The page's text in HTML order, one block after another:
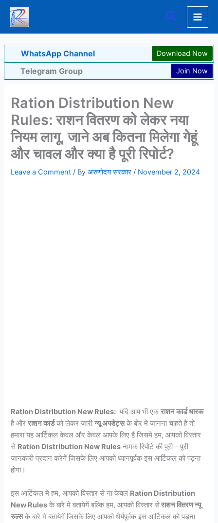
Skip
content
Search
WhatsApp Channel Download Now
Telegram Group Join Now
Ration Distribution New
Rules: राशन वितरण को लेकर नया
नियम लागू, जाने अब कितना मिलेगा गेहूं
और चावल और क्या है पूरी रिपोर्ट?
Leave a Comment / Byअरुणोदय सरकार/ November 2, 2024
Ration Distribution New Rules: यदि आप भी एकराशन कार्ड धारक
है औरराशन कार्डको लेकर जारीन्यू अपडेट्सके बाेर मे जानना चाहते है तो
हमारा यह आर्टिकल केवल और केवल आपके लिए है जिसमे हम, आपको विस्तार
से Ration Distribution New Rules नामक रिपोर्ट की पूरी – पूरी
जानकारी प्रदान करेगेें जिसके लिए आपको ध्यानपूर्वक इस आर्टिकल को पढ़ना
होगा।
इस आर्टिकल मे हम, आपको विस्तार से ना केवल Ration Distribution
New Rules के बारे मे बतायेगें बल्कि हम, आपको विस्तार सेराशन वितरण न्यू
रुल्सके बारे मे बतायेगें जिसके लिए आपको धैर्यपूर्वक इस आर्टिकल को पड़ना